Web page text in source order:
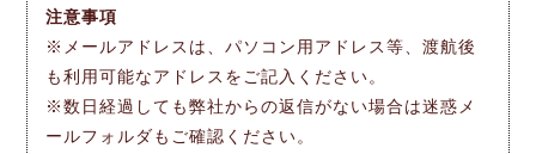
注意事項
※メールアドレスは、パソコン用アドレス等、渡航後
も利用可能なアドレスをご記入ください。
※数日経過しても弊社からの返信がない場合は迷惑メ
ールフォルダもご確認ください。